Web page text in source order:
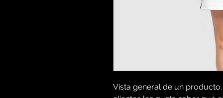
Vista general de un